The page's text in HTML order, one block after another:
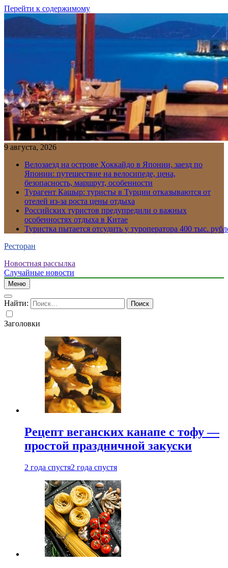
Перейти к содержимому
9 августа, 2026
Велозаезд на острове Хоккайдо в Японии, заезд по
Японии: путешествие на велосипеде, цена,
безопасность, маршрут, особенности
Турагент Кашыр: туристы в Турции отказываются от
отелей из-за роста цены отдыха
Российских туристов предупредили о важных
особенностях отдыха в Китае
Туристка пытается отсудить у туроператора 400 тыс.
Ресторан
Новостная рассылка
Случайные новости
Меню
Найти:
Заголовки
Рецепт веганских канапе с тофу —
простой праздничной закуски
2 года спустя2 года спустя